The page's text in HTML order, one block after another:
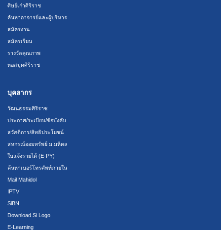
ศิษย์เก่าศิริราช
ค้นหาอาจารย์และผู้บริหาร
สมัครงาน
สมัครเรียน
รางวัลคุณภาพ
หอสมุดศิริราช
บุคลากร
วัฒนธรรมศิริราช
ประกาศ/ระเบียบ/ข้อบังคับ
สวัสดิการ/สิทธิประโยชน์
สหกรณ์ออมทรัพย์ ม.มหิดล
ใบแจ้งรายได้ (E-PY)
ค้นหาเบอร์โทรศัพท์ภายใน
Mail Mahidol
IPTV
SiBN
Download Si Logo
E-Learning